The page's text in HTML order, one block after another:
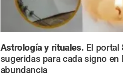
Astrología y rituales. El portal
sugeridas para cada signo en
abundancia